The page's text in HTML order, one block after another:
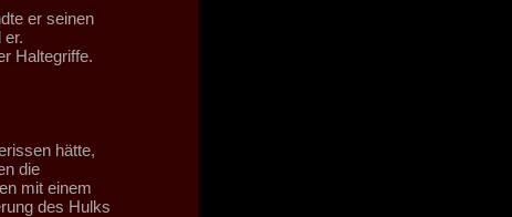
er seinen
er.
Haltegriffe.
hätte,
die
mit einem
des Hulks